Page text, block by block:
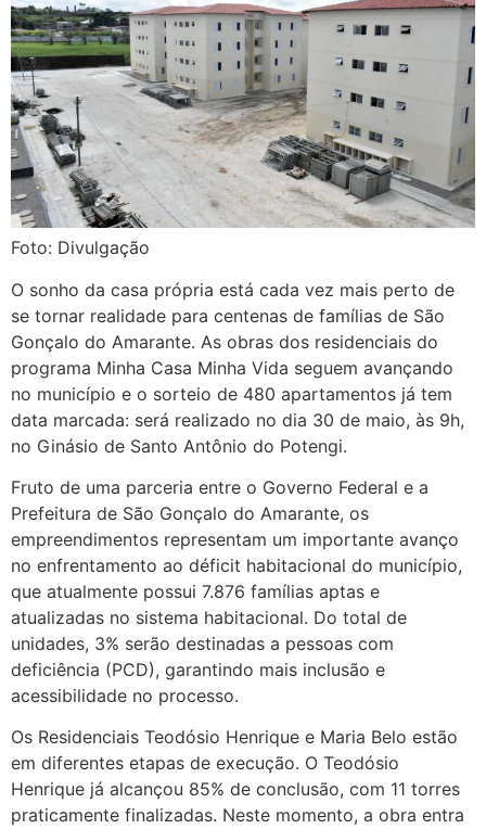
Foto: Divulgação
O sonho da casa própria está cada vez mais perto de
se tornar realidade para centenas de famílias de São
Gonçalo do Amarante. As obras dos residenciais do
programa Minha Casa Minha Vida seguem avançando
no município e o sorteio de 480 apartamentos já tem
data marcada: será realizado no dia 30 de maio, às 9h,
no Ginásio de Santo Antônio do Potengi.
Fruto de uma parceria entre o Governo Federal e a
Prefeitura de São Gonçalo do Amarante, os
empreendimentos representam um importante avanço
no enfrentamento ao déficit habitacional do município,
que atualmente possui 7.876 famílias aptas e
atualizadas no sistema habitacional. Do total de
unidades, 3% serão destinadas a pessoas com
deficiência (PCD), garantindo mais inclusão e
acessibilidade no processo.
Os Residenciais Teodósio Henrique e Maria Belo estão
em diferentes etapas de execução. O Teodósio
Henrique já alcançou 85% de conclusão, com 11 torres
praticamente finalizadas. Neste momento, a obra entra